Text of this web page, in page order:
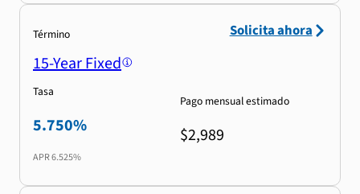
Término
15-Year Fixed
Tasa
5.750%
APR6.525%
Pago mensual estimado
$2,989
Solicita ahora